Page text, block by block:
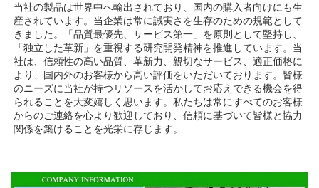
当社の製品は世界中へ輸出されており、国内の購入者向けにも生
産されています。当企業は常に誠実さを生存のための規範として
きました。「品質最優先、サービス第一」を原則として堅持し、
「独立した革新」を重視する研究開発精神を推進しています。当
社は、信頼性の高い品質、革新力、親切なサービス、適正価格に
より、国内外のお客様から高い評価をいただいております。皆様
のニーズに当社が持つリソースを活かしてお応えできる機会を得
られることを大変嬉しく思います。私たちは常にすべてのお客様
からのご連絡を心より歓迎しており、信頼に基づいて皆様と協力
関係を築けることを光栄に存じます。